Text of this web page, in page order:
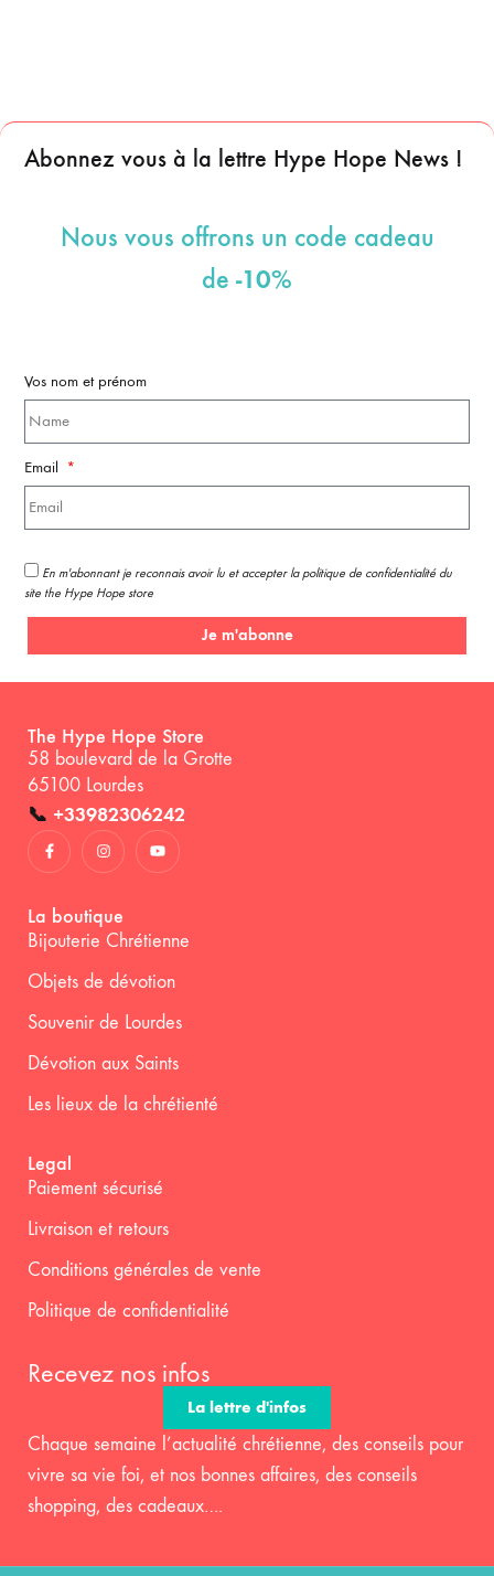
Abonnez vous à la lettre Hype Hope News !
Nous vous offrons un code cadeau
de -10%
Vos nom et prénom
Email
En m'abonnant je reconnais avoir lu et accepter la politique de confidentialité du
site the Hype Hope store
Je m'abonne
The Hype Hope Store
58 boulevard de la Grotte
65100 Lourdes
📞 +33982306242
La boutique
Bijouterie Chrétienne
Objets de dévotion
Souvenir de Lourdes
Dévotion aux Saints
Les lieux de la chrétienté
Legal
Paiement sécurisé
Livraison et retours
Conditions générales de vente
Politique de confidentialité
Recevez nos infos
La lettre d'infos
Chaque semaine l’actualité chrétienne, des conseils pour
vivre sa vie foi, et nos bonnes affaires, des conseils
shopping, des cadeaux….